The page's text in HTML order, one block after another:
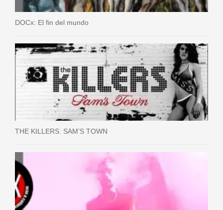
DOCx: El fin del mundo
THE KILLERS. SAM’S TOWN